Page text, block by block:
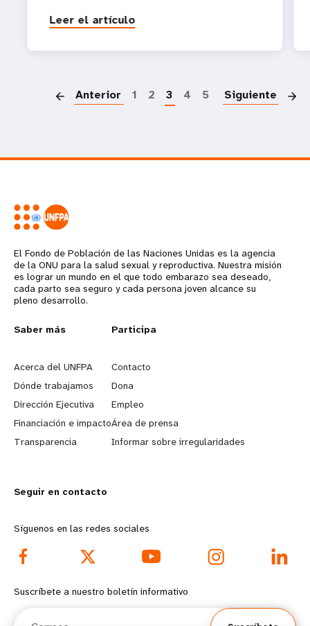
Leer el artículo
Anterior 1 2 3 4 5 Siguiente
El Fondo de Población de las Naciones Unidas es la agencia
de la ONU para la salud sexual y reproductiva. Nuestra misión
es lograr un mundo en el que todo embarazo sea deseado,
cada parto sea seguro y cada persona joven alcance su
pleno desarrollo.
L
e
a
r
n
o
r
e
f
Saber más
Acerca del UNFPA
Dónde trabajamos
Dirección Ejecutiva
Financiación e impacto
Transparencia
G
o
b
e
y
d
o
Participa
Contacto
Dona
Empleo
Área de prensa
Informar sobre irregularidades
Seguir en contacto
Síguenos en las redes sociales
Suscríbete a nuestro boletín informativo